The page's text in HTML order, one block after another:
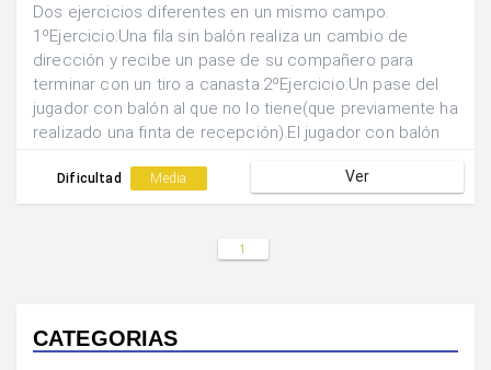
Dos ejercicios diferentes en un mismo campo.
1ºEjercicio:Una fila sin balón realiza un cambio de
dirección y recibe un pase de su compañero para
terminar con un tiro a canasta.2ºEjercicio:Un pase del
jugador con balón al que no lo tiene(que previamente ha
realizado una finta de recepción).El jugador con balón
otro jugador que ha cambiado de dirección, para y tira.
Dificultad Media Ver
1
CATEGORIAS